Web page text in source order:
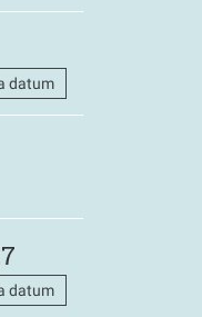
datum
datum